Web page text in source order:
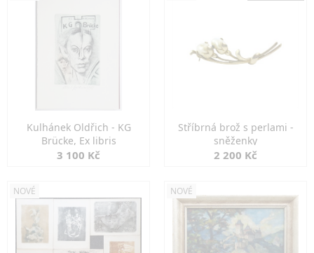
Kulhánek Oldřich - KG
Brücke, Ex libris
3 100 Kč
Stříbrná brož s perlami -
sněženky
2 200 Kč
NOVÉ NOVÉ